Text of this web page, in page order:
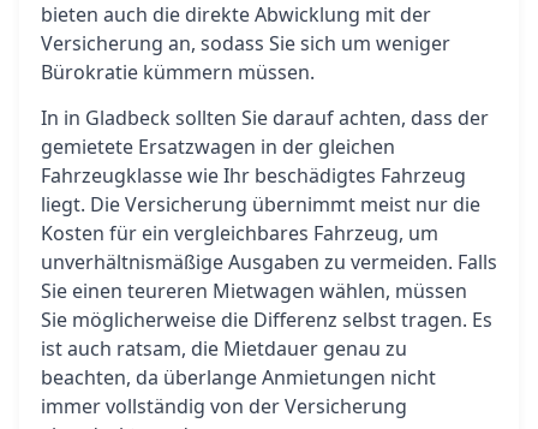
bieten auch die direkte Abwicklung mit der
Versicherung an, sodass Sie sich um weniger
Bürokratie kümmern müssen.
In in Gladbeck sollten Sie darauf achten, dass der
gemietete Ersatzwagen in der gleichen
Fahrzeugklasse wie Ihr beschädigtes Fahrzeug
liegt. Die Versicherung übernimmt meist nur die
Kosten für ein vergleichbares Fahrzeug, um
unverhältnismäßige Ausgaben zu vermeiden. Falls
Sie einen teureren Mietwagen wählen, müssen
Sie möglicherweise die Differenz selbst tragen. Es
ist auch ratsam, die Mietdauer genau zu
beachten, da überlange Anmietungen nicht
immer vollständig von der Versicherung